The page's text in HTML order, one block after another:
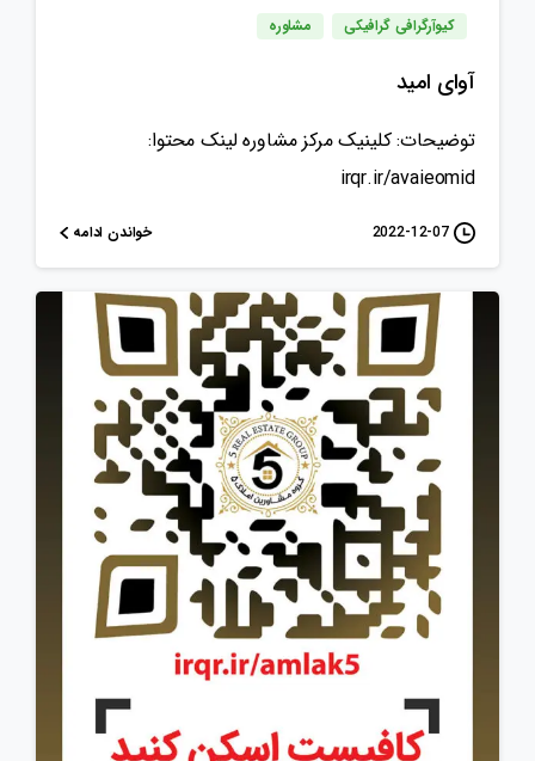
کیوآرگرافی گرافیکی مشاوره
آوای امید
توضیحات: کلینیک مرکز مشاوره لینک محتوا:
irqr.ir/avaieomid
2022-12-07 خواندن ادامه